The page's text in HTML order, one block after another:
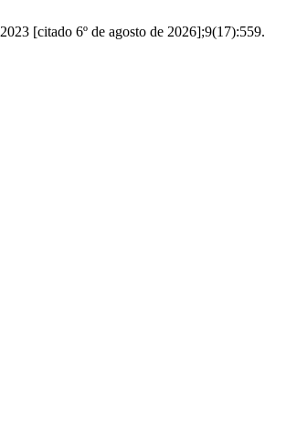
[citado 6º de agosto de 2026];9(17):559.